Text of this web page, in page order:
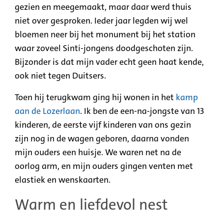
gezien en meegemaakt, maar daar werd thuis
niet over gesproken. Ieder jaar legden wij wel
bloemen neer bij het monument bij het station
waar zoveel Sinti-jongens doodgeschoten zijn.
Bijzonder is dat mijn vader echt geen haat kende,
ook niet tegen Duitsers.
Toen hij terugkwam ging hij wonen in het kamp
aan de Lozerlaan. Ik ben de een-na-jongste van 13
kinderen, de eerste vijf kinderen van ons gezin
zijn nog in de wagen geboren, daarna vonden
mijn ouders een huisje. We waren net na de
oorlog arm, en mijn ouders gingen venten met
elastiek en wenskaarten.
Warm en liefdevol nest